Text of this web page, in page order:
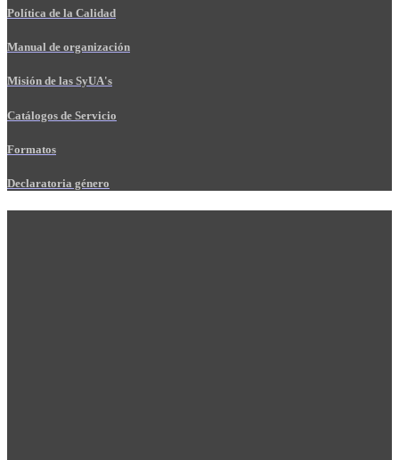
Política de la Calidad
Manual de organización
Misión de las SyUA's
Catálogos de Servicio
Formatos
Declaratoria género